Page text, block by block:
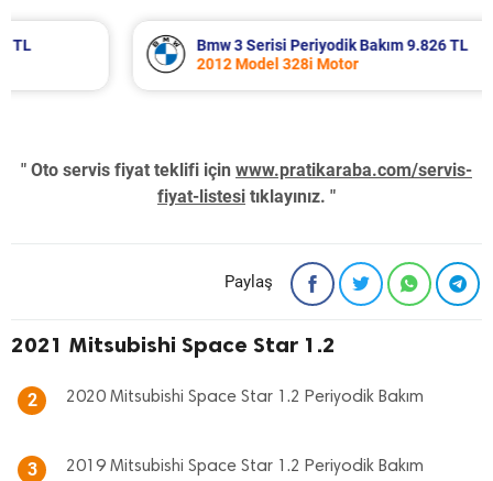
Bmw 3 Serisi Periyodik Bakım 9.826 TL
2012 Model 328i Motor
" Oto servis fiyat teklifi için www.pratikaraba.com/servis-
fiyat-listesi tıklayınız. "
Paylaş
2021 Mitsubishi Space Star 1.2
2 2020 Mitsubishi Space Star 1.2 Periyodik Bakım
3 2019 Mitsubishi Space Star 1.2 Periyodik Bakım